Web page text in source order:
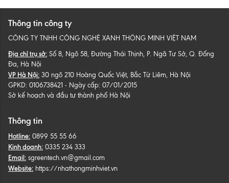
Thông tin công ty
CÔNG TY TNHH CÔNG NGHỆ XANH THÔNG MINH VIỆT NAM
Địa chỉ trụ sở: Số 8, Ngõ 58, Đường Thái Thịnh, P. Ngã Tư Sở, Q. Đống
Đa, Hà Nội
VP Hà Nội: 30 ngõ 210 Hoàng Quốc Việt, Bắc Từ Liêm, Hà Nội
GPKD: 0106738421 - Ngày cấp: 07/01/2015
Sở kế hoạch và đầu tư thành phố Hà Nội
Thông tin
Hotline: 0899 55 55 66
Kinh doanh: 0335 234 333
Email: sgreentech.vn@gmail.com
Website: https://nhathongminhviet.vn